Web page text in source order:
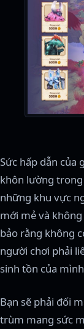
Sức hấp dẫn của
khôn lường
những khu vực
mới mẻ và
bảo rằng không
người chơi phải
sinh tồn của
Bạn sẽ phải đối
trùm mang sức